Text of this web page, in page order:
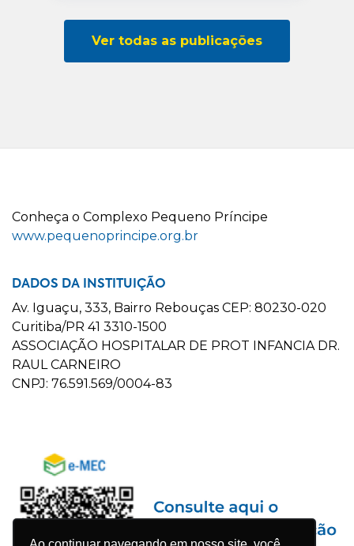
Ver todas as publicações
Conheça o Complexo Pequeno Príncipe
www.pequenoprincipe.org.br
DADOS DA INSTITUIÇÃO
Av. Iguaçu, 333, Bairro Rebouças CEP: 80230-020
Curitiba/PR 41 3310-1500
ASSOCIAÇÃO HOSPITALAR DE PROT INFANCIA DR.
RAUL CARNEIRO
CNPJ: 76.591.569/0004-83